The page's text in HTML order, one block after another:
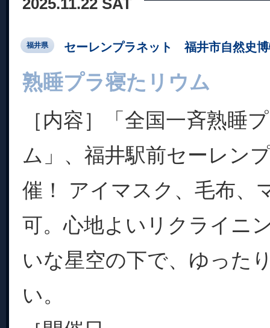
2025.11.22 SAT
福井県 セーレンプラネット 福井市自然史
熟睡プラ寝たリウム
［内容］「全国一斉熟睡
ム」、福井駅前セーレン
催！ アイマスク、毛布、
可。心地よいリクライニ
いな星空の下で、ゆった
い。